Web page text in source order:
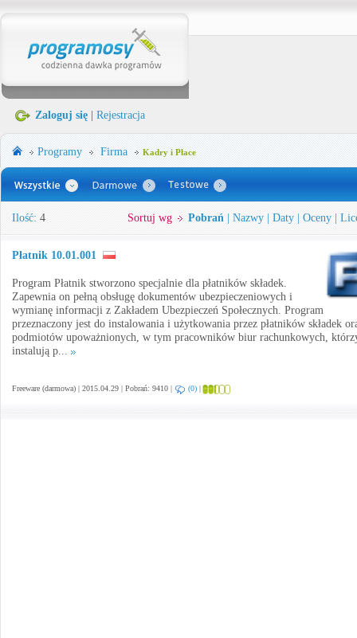
Zaloguj się Rejestracja
Programy Firma Kadry i Płace
Ilość: 4 Sortuj wg Pobrań Nazwy Daty Oceny
Płatnik 10.01.001
Program Płatnik stworzono specjalnie dla płatników składek.
Zapewnia on pełną obsługę dokumentów ubezpieczeniowych i
wymianę informacji z Zakładem Ubezpieczeń Społecznych. Program
przeznaczony jest do instalowania i użytkowania przez płatników składek
podmiotów upoważnionych, w tym pracowników biur rachunkowych,
instalują p...
Freeware (darmowa) | 2015.04.29 | Pobrań: 9410 | (0) |